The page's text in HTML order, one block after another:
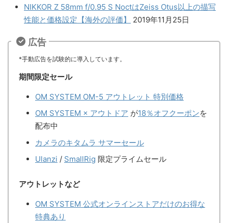
NIKKOR Z 58mm f/0.95 S NoctはZeiss Otus以上の描写
性能と価格設定【海外の評価】
2019年11月25日
広告
*手動広告を試験的に導入しています。
期間限定セール
OM SYSTEM OM-5 アウトレット 特別価格
OM SYSTEM × アウトドア が18％オフクーポンを
配布中
カメラのキタムラ サマーセール
Ulanzi / SmallRig 限定プライムセール
アウトレットなど
OM SYSTEM 公式オンラインストアだけのお得な
特典あり